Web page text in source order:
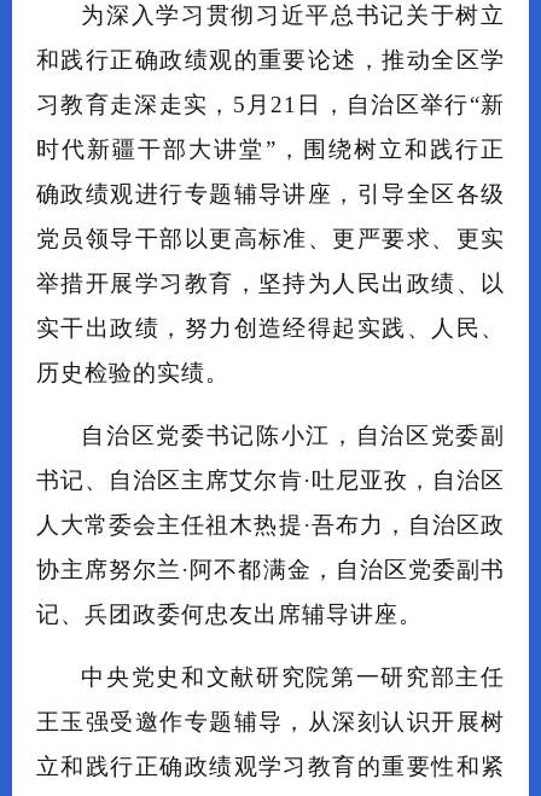
为深入学习贯彻习近平总书记关于树立
和践行正确政绩观的重要论述，推动全区学
习教育走深走实，5月21日，自治区举行“新
时代新疆干部大讲堂”，围绕树立和践行正
确政绩观进行专题辅导讲座，引导全区各级
党员领导干部以更高标准、更严要求、更实
举措开展学习教育，坚持为人民出政绩、以
实干出政绩，努力创造经得起实践、人民、
历史检验的实绩。
自治区党委书记陈小江，自治区党委副
书记、自治区主席艾尔肯·吐尼亚孜，自治区
人大常委会主任祖木热提·吾布力，自治区政
协主席努尔兰·阿不都满金，自治区党委副书
记、兵团政委何忠友出席辅导讲座。
中央党史和文献研究院第一研究部主任
王玉强受邀作专题辅导，从深刻认识开展树
立和践行正确政绩观学习教育的重要性和紧